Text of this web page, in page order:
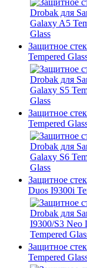
Защитное
Tempered
Защитное
Tempered
Защитное
Duos I9300i
Защитное
Tempered